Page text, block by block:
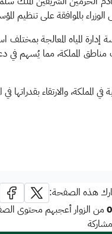
بالموافقة على تنظيم
المياه المعالجة بمختلف
المملكة، مما يُسهم في
المملكة، والارتقاء بقدراتها في
هذه الصفحة:
من الزوار أعجبهم محتوى
مشاركة